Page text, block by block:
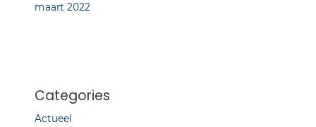
maart 2022
Categories
Actueel